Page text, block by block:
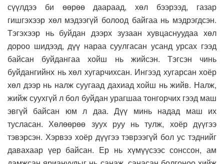
сүүлдээ би өөрөө даараад, хөл бээрээд, газар
гишгэхээр хөл мэдээгүй болоод байгаа нь мэдрэгдсэн.
Тэгэхээр нь буйдан дээрх зузаан хувцаснуудаа хөл
дороо шидээд, дүү нараа суулгасан усанд урсах гээд
байсан буйдангаа хойш нь жийсэн. Тэгсэн чинь
буйдангийнх нь хөл хугарчихсан. Ингээд хугарсан хоёр
хөл дээр нь налж суугаад дахиад хойш нь жийв. Налж,
жийж суухгүй л бол буйдан урагшаа тонгорчих гээд маш
эвгүй байсан юм л даа. Дүү минь надад маш их
тусласан. Хөлөөрөө зуух руу нь тулж, хоёр дүүгээ
тэвэрсэн. Хэрвээ хоёр дүүгээ тэврээгүй бол ус тэднийг
давахаар үер байсан. Ер нь хүмүүсээс сонссон, ам